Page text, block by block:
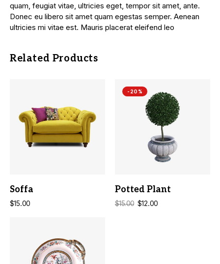
quam, feugiat vitae, ultricies eget, tempor sit amet, ante.
Donec eu libero sit amet quam egestas semper. Aenean
ultricies mi vitae est. Mauris placerat eleifend leo
Related Products
Soffa
$15.00
-20%
ADD TO CART
Potted Plant
$15.00 $12.00